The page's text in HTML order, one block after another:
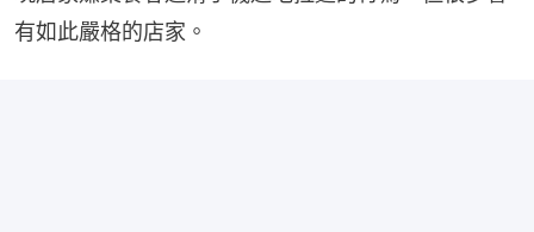
有如此嚴格的店家。